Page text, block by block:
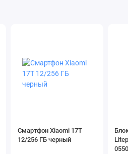
Смартфон Xiaomi 17T
12/256 ГБ черный